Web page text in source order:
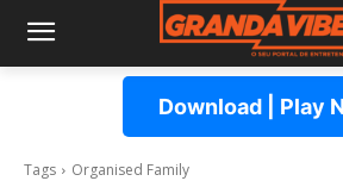
Download | Play
Tags Organised Family